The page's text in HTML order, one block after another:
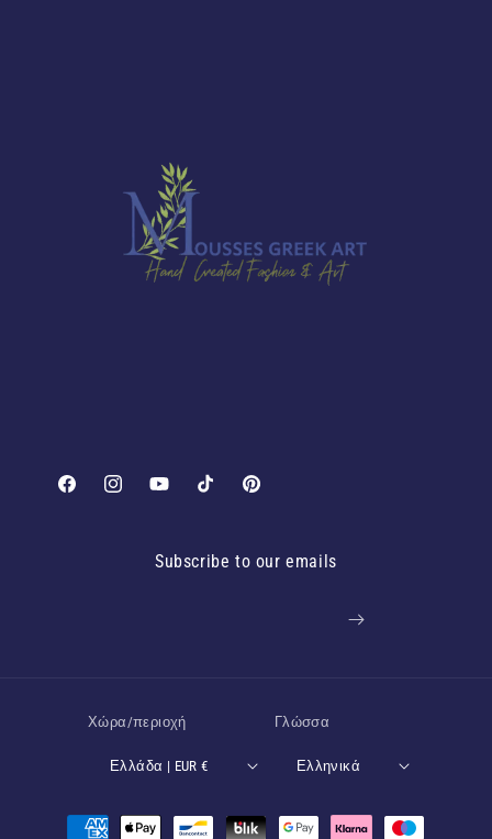
FacebookInstagramYouTubeTikTok Pinterest
Subscribe to our emails
Χώρα/περιοχή
Ελλάδα | EUR €
Γλώσσα
Ελληνικά
Μέθοδοι